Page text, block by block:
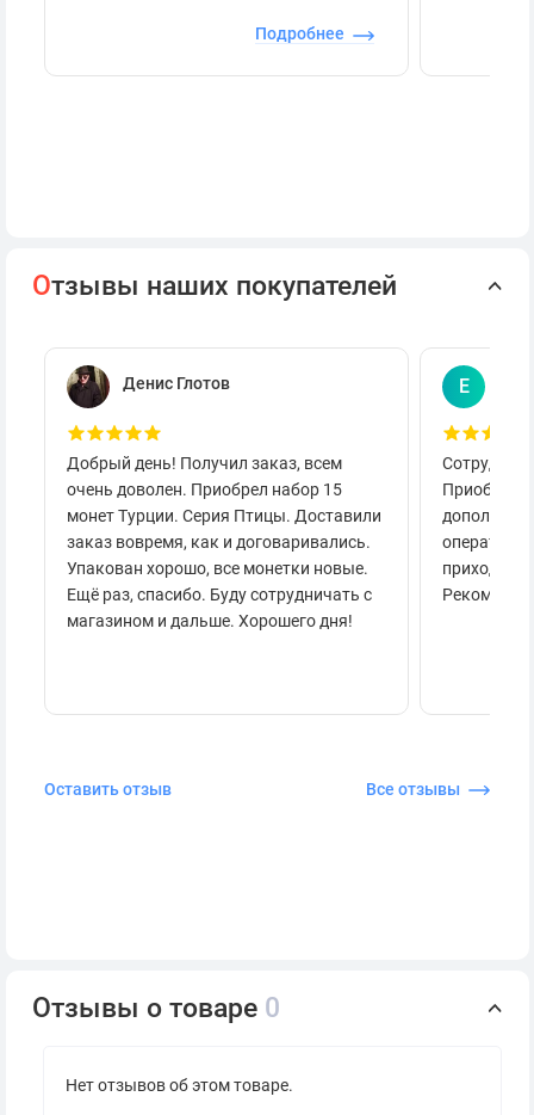
Подробнее
Отзывы наших покупателей
Денис Глотов
Добрый день! Получил заказ, всем
очень доволен. Приобрел набор 15
монет Турции. Серия Птицы. Доставили
заказ вовремя, как и договаривались.
Упакован хорошо, все монетки новые.
Ещё раз, спасибо. Буду сотрудничать с
магазином и дальше. Хорошего дня!
Е
приходило
Оставить отзыв Все отзывы
Отзывы о товаре 0
Нет отзывов об этом товаре.